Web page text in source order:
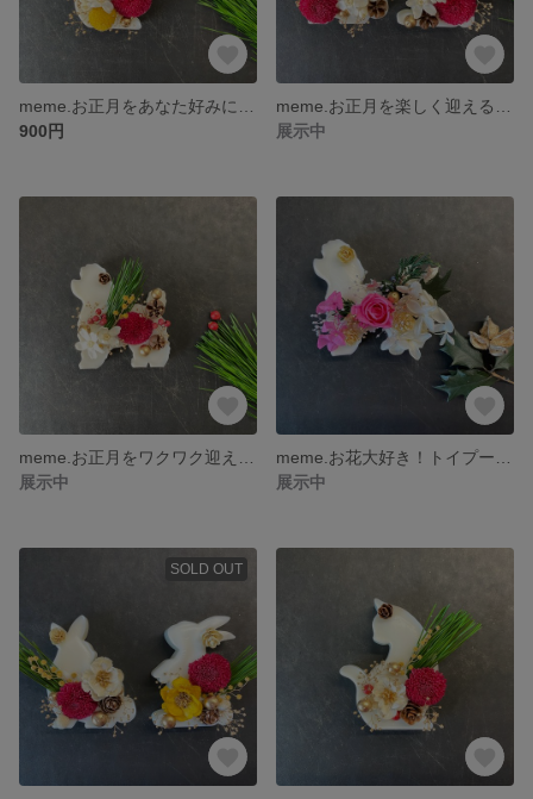
900円
展示中
展示中
展示中
SOLD OUT